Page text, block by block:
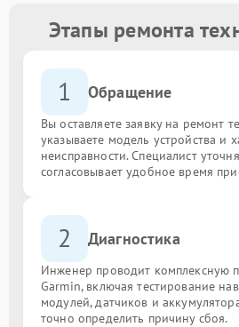
Этапы ремонта
1 Обращение
Вы оставляете заявку на ремонт
указываете модель устройства и
неисправности. Специалист
согласовывает удобное время
2 Диагностика
Инженер проводит комплексную
Garmin, включая тестирование
модулей, датчиков и
точно определить причину сбоя.